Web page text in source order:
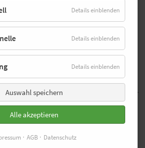
steigen wir in einen Bus, einen
vielleicht bleiben wir in Köln.
anderem in Wien, Paris, am
dem Flughafen Köln/Bonn gelaufen.
wir uns etwas Besonderes
es der Geschäftsführer des Köln
spannend. Denn beim Hidden
nicht, welchen Ort sie beim
werden. So waren die Läufer
vor dem Eiffelturm ein
werden. Denn wer sich für die 11.
Run am 10. Mai 2016 anmeldet,
Details einblenden
Details einblenden
Details einblenden
Auswahl speichern
Alle akzeptieren
AGB Datenschutz